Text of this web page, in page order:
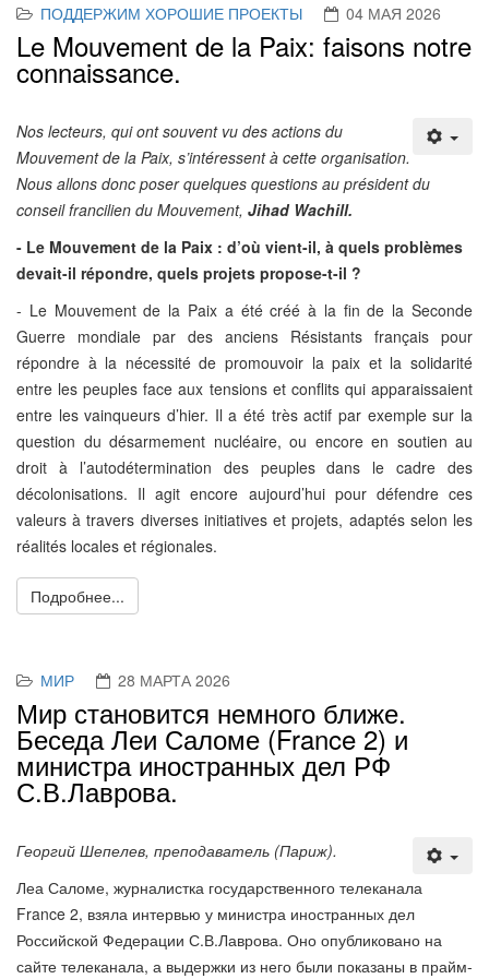
ПОДДЕРЖИМ ХОРОШИЕ ПРОЕКТЫ 04 МАЯ 2026
Le Mouvement de la Paix: faisons notre
connaissance.
Nos lecteurs, qui ont souvent vu des actions du
Mouvement de la Paix, s’intéressent à cette organisation.
Nous allons donc poser quelques questions au président du
conseil francilien du Mouvement, Jihad Wachill.
- Le Mouvement de la Paix : d’où vient-il, à quels problèmes
devait-il répondre, quels projets propose-t-il ?
- Le Mouvement de la Paix a été créé à la fin de la Seconde
Guerre mondiale par des anciens Résistants français pour
répondre à la nécessité de promouvoir la paix et la solidarité
entre les peuples face aux tensions et conflits qui apparaissaient
entre les vainqueurs d’hier. Il a été très actif par exemple sur la
question du désarmement nucléaire, ou encore en soutien au
droit à l’autodétermination des peuples dans le cadre des
décolonisations. Il agit encore aujourd’hui pour défendre ces
valeurs à travers diverses initiatives et projets, adaptés selon les
réalités locales et régionales.
Подробнее...
МИР 28 МАРТА 2026
Мир становится немного ближе.
Беседа Леи Саломе (France 2) и
министра иностранных дел РФ
С.В.Лаврова.
Георгий Шепелев, преподаватель (Париж).
Леа Саломе, журналистка государственного телеканала
France 2, взяла интервью у министра иностранных дел
Российской Федерации С.В.Лаврова. Оно опубликовано на
сайте телеканала, а выдержки из него были показаны в прайм-